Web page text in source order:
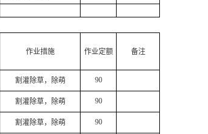
作业措施 作业定额 备注
割灌除草，除萌 90
割灌除草，除萌 90
割灌除草，除萌 90